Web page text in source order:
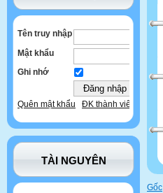
Tên truy nhập
Mật khẩu
Ghi nhớ
Quên mật khẩu ĐK thành viên
TÀI NGUYÊN
Gốc